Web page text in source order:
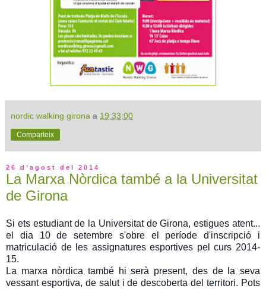
nordic walking girona a 19:33:00
Comparteix
26 d’agost del 2014
La Marxa Nòrdica també a la Universitat
de Girona
Si ets estudiant de la Universitat de Girona, estigues atent...
el dia 10 de setembre s'obre el període d'inscripció i
matriculació de les assignatures esportives pel curs 2014-
15.
La marxa nòrdica també hi serà present, des de la seva
vessant esportiva, de salut i de descoberta del territori. Pots